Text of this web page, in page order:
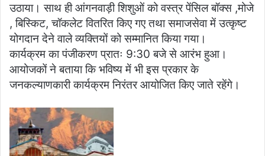
उठाया। साथ ही आंगनवाड़ी शिशुओं को वस्त्र पेंसिल बॉक्स ,मोजे
, बिस्किट, चॉकलेट वितरित किए गए तथा समाजसेवा में उत्कृष्ट
योगदान देने वाले व्यक्तियों को सम्मानित किया गया।
कार्यक्रम का पंजीकरण प्रातः 9:30 बजे से आरंभ हुआ।
आयोजकों ने बताया कि भविष्य में भी इस प्रकार के
जनकल्याणकारी कार्यक्रम निरंतर आयोजित किए जाते रहेंगे।